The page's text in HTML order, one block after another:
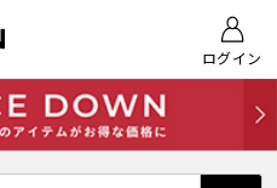
ログイン